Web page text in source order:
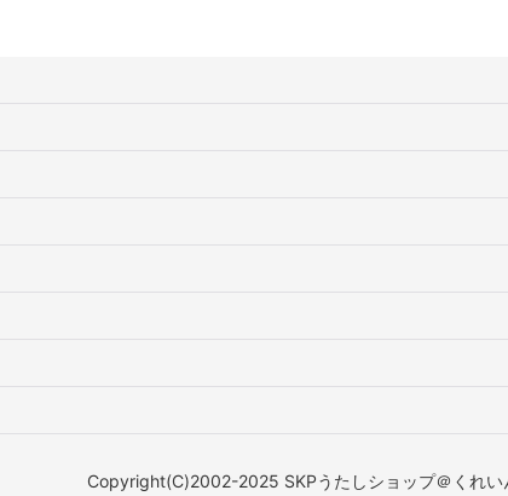
Copyright(C)2002-2025 SKPうたしショップ＠くれ